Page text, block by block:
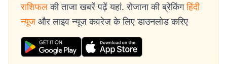
राशिफल की ताजा खबरें पढ़ें यहां. रोजाना की ब्रेकिंग हिंदी
न्यूज और लाइव न्यूज कवरेज के लिए डाउनलोड करिए